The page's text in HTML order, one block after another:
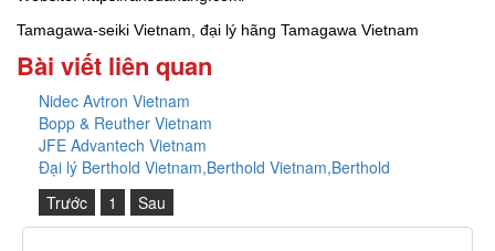
Tamagawa-seiki Vietnam, đại lý hãng Tamagawa Vietnam
Bài viết liên quan
Nidec Avtron Vietnam
Bopp & Reuther Vietnam
JFE Advantech Vietnam
Đại lý Berthold Vietnam,Berthold Vietnam,Berthold
Trước
1 Sau